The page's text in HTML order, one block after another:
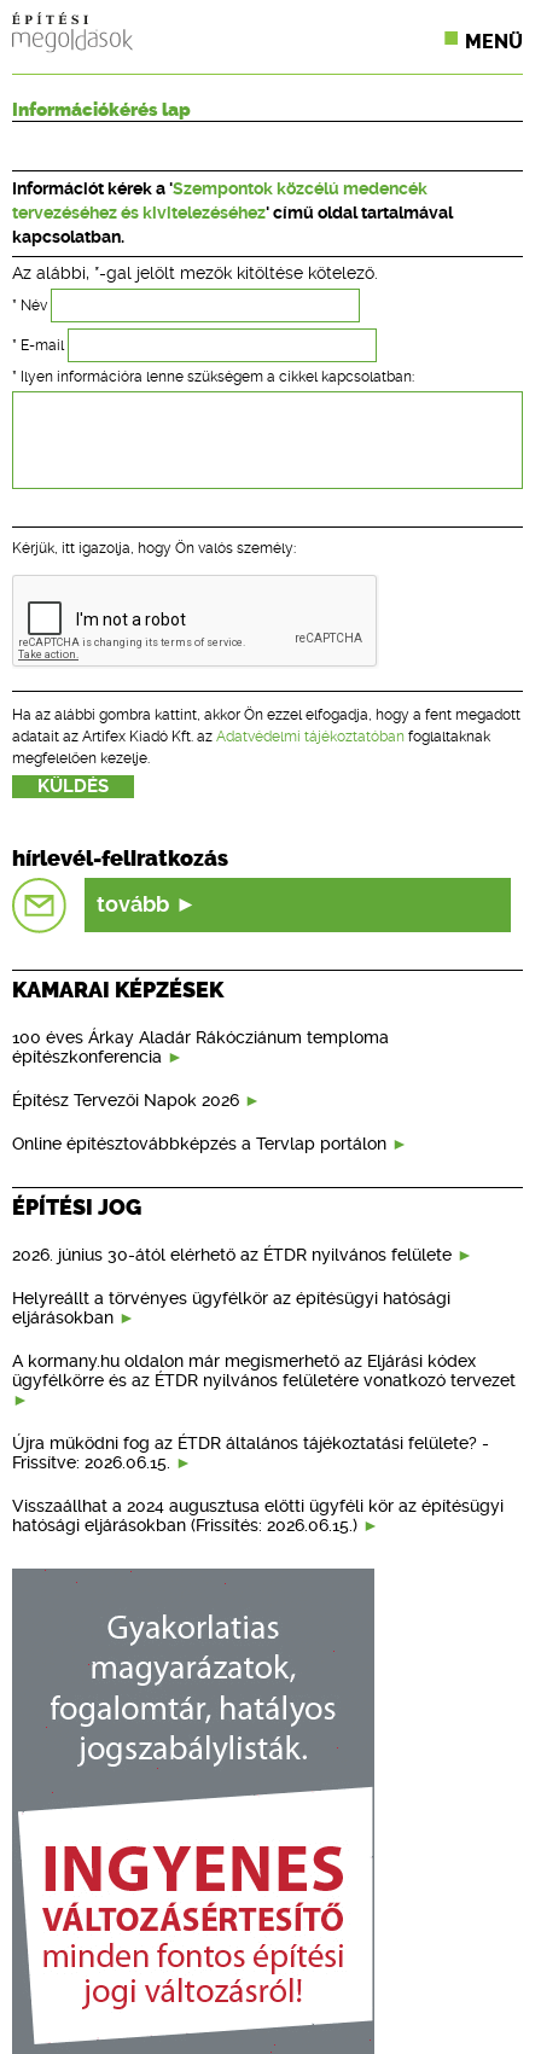
MENÜ
CPR TERMÉKKIÍRÁS
ÉPÍTÉSI JOG
TERVEZÉSI SEGÉDLETEK
Információkérés lap
Információt kérek a 'Szempontok közcélú medencék
tervezéséhez és kivitelezéséhez' című oldal tartalmával
kapcsolatban.
Az alábbi, *-gal jelölt mezők kitöltése kötelező.
* Név
* E-mail
* Ilyen információra lenne szükségem a cikkel kapcsolatban:
Kérjük, itt igazolja, hogy Ön valós személy:
Ha az alábbi gombra kattint, akkor Ön ezzel elfogadja, hogy a fent megadott
adatait az Artifex Kiadó Kft. az Adatvédelmi tájékoztatóban foglaltaknak
megfelelően kezelje.
hírlevél-feliratkozás
tovább
KAMARAI KÉPZÉSEK
100 éves Árkay Aladár Rákócziánum temploma
építészkonferencia
Építész Tervezői Napok 2026
Online építésztovábbképzés a Tervlap portálon
ÉPÍTÉSI JOG
2026. június 30-ától elérhető az ÉTDR nyilvános felülete
Helyreállt a törvényes ügyfélkör az építésügyi hatósági
eljárásokban
A kormany.hu oldalon már megismerhető az Eljárási kódex
ügyfélkörre és az ÉTDR nyilvános felületére vonatkozó tervezet
Újra működni fog az ÉTDR általános tájékoztatási felülete? -
Frissítve: 2026.06.15.
Visszaállhat a 2024 augusztusa előtti ügyféli kör az építésügyi
hatósági eljárásokban (Frissítés: 2026.06.15.)